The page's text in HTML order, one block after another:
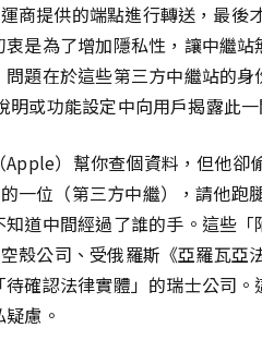
商提供的端點進行轉送，最後
是為了增加隱私性，讓中繼
題在於這些第三方中繼站的
或功能設定中向用戶揭露此一
）幫你查個資料，但他卻
一位（第三方中繼），請他跑
道中間經過了誰的手。這些
殼公司、受俄羅斯《亞羅瓦亞
確認法律實體」的瑞士公司。
慮。